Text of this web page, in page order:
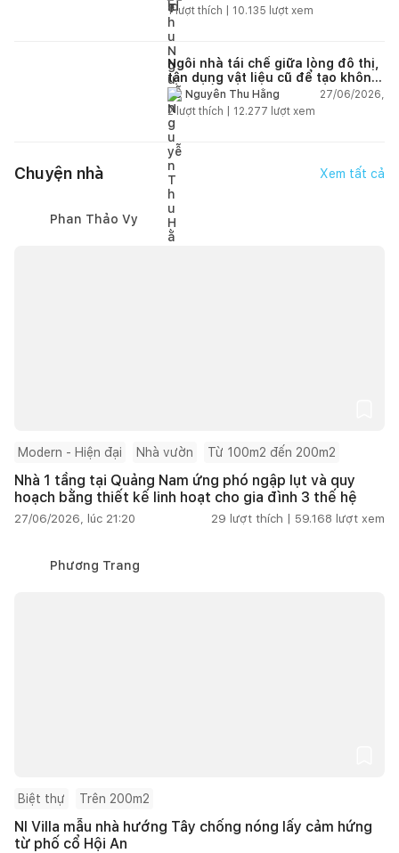
1lượt thích | 10.135 lượt xem
Ngôi nhà tái chế giữa lòng đô thị,
tận dụng vật liệu cũ để tạo không
gian sống linh hoạt
Nguyễn Thu Hằng
27/06/2026,
2lượt thích | 12.277 lượt xem
Chuyện nhà Xem tất cả
Phan Thảo Vy
Modern - Hiện đại Nhà vườn Từ 100m2 đến 200m2
Nhà 1 tầng tại Quảng Nam ứng phó ngập lụt và quy
hoạch bằng thiết kế linh hoạt cho gia đình 3 thế hệ
27/06/2026, lúc 21:20 29 lượt thích | 59.168 lượt xem
Phương Trang
Biệt thự Trên 200m2
NI Villa mẫu nhà hướng Tây chống nóng lấy cảm hứng
từ phố cổ Hội An